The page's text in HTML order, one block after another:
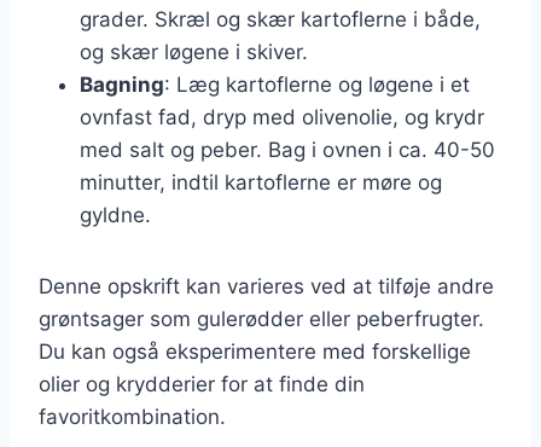
grader. Skræl og skær kartoflerne i både,
og skær løgene i skiver.
Bagning: Læg kartoflerne og løgene i et
ovnfast fad, dryp med olivenolie, og krydr
med salt og peber. Bag i ovnen i ca. 40-50
minutter, indtil kartoflerne er møre og
gyldne.
Denne opskrift kan varieres ved at tilføje andre
grøntsager som gulerødder eller peberfrugter.
Du kan også eksperimentere med forskellige
olier og krydderier for at finde din
favoritkombination.